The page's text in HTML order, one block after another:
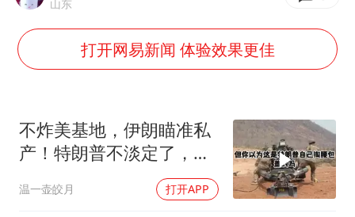
泰国校园枪击事件已致8死30余伤
宇树王兴兴被问了360多个问题
中医教你一招提升气血
我国外贸延续良好增长态势
山东
打开网易新闻 体验效果更佳
不炸美基地，伊朗瞄准私
产！特朗普不淡定了，被
温一壶皎月 打开APP